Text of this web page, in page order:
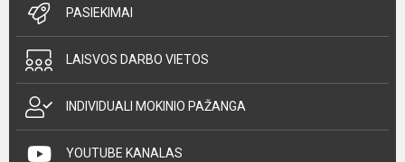
PASIEKIMAI
LAISVOS DARBO VIETOS
INDIVIDUALI MOKINIO PAŽANGA
YOUTUBE KANALAS